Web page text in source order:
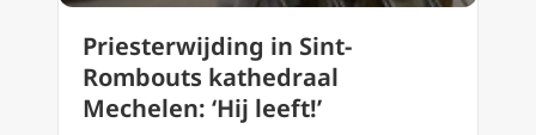
Priesterwijding in Sint-
Rombouts kathedraal
Mechelen: ‘Hij leeft!’